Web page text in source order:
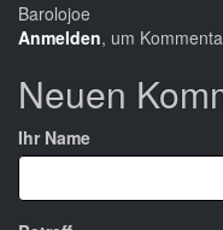
Barolojoe
Anmelden, um
Neuen
Ihr Name